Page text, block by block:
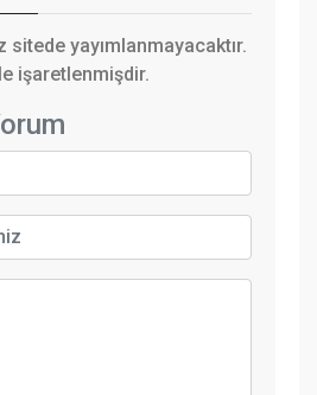
sitede yayımlanmayacaktır.
işaretlenmişdir.